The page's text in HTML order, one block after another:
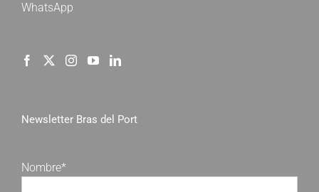
WhatsApp
Newsletter Bras del Port
Nombre*